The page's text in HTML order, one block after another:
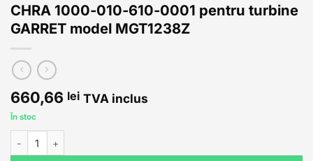
CHRA 1000-010-610-0001 pentru turbine
GARRET model MGT1238Z
660,66 lei TVA inclus
În stoc